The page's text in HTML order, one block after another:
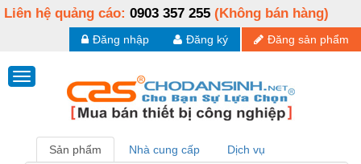
Liên hệ quảng cáo: 0903 357 255 (Không bán hàng)
Đăng sản phẩm
Đăng ký
Đăng nhập
Sản phẩm Nhà cung cấp Dịch vụ